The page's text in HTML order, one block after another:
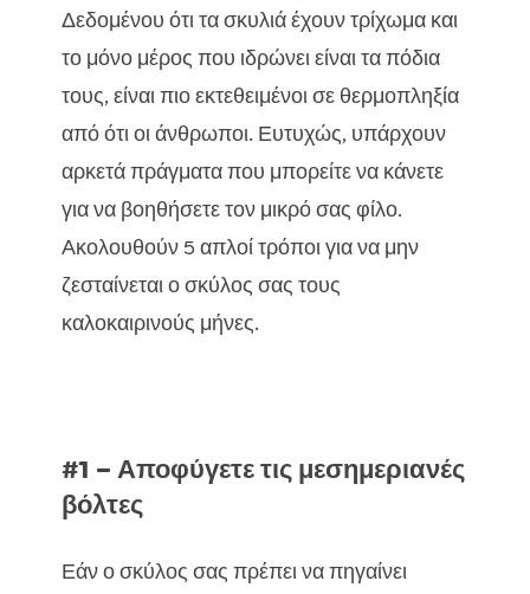
Παραλία σκύλου: Κάντε διακοπές δίπλα στη
θάλασσα
Η γάτα σας είναι επιλεκτική με το φαγητό;
Συμβουλές για να την πείσετε να φάει υγιεινά
Δεδομένου ότι τα σκυλιά έχουν τρίχωμα και
το μόνο μέρος που ιδρώνει είναι τα πόδια
τους, είναι πιο εκτεθειμένοι σε θερμοπληξία
από ότι οι άνθρωποι. Ευτυχώς, υπάρχουν
αρκετά πράγματα που μπορείτε να κάνετε
για να βοηθήσετε τον μικρό σας φίλο.
Ακολουθούν 5 απλοί τρόποι για να μην
ζεσταίνεται ο σκύλος σας τους
καλοκαιρινούς μήνες.
#1 – Αποφύγετε τις μεσημεριανές
βόλτες
Εάν ο σκύλος σας πρέπει να πηγαίνει